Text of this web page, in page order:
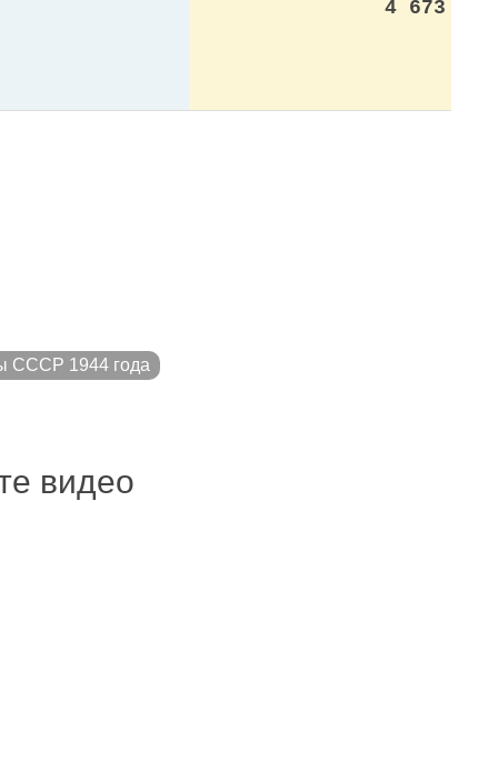
4 673
СССР 1944 года
видео